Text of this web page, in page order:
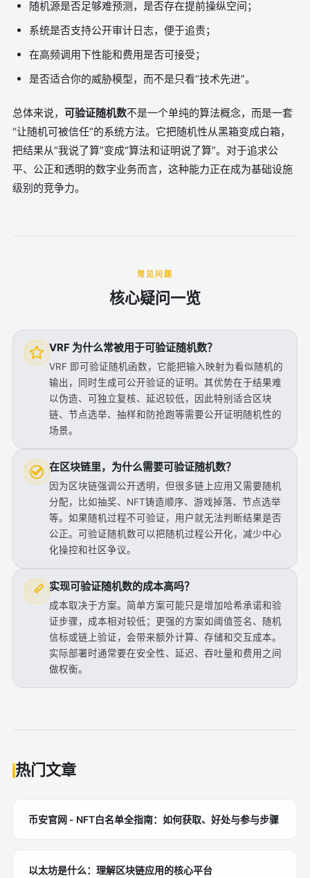
随机源是否足够难预测，是否存在提前操纵空间；
系统是否支持公开审计日志，便于追责；
在高频调用下性能和费用是否可接受；
是否适合你的威胁模型，而不是只看“技术先进”。
总体来说， 可验证随机数不是一个单纯的算法概念，而是一套
“让随机可被信任”的系统方法。它把随机性从黑箱变成白箱，
把结果从“我说了算”变成“算法和证明说了算”。对于追求公
平、公正和透明的数字业务而言，这种能力正在成为基础设施
级别的竞争力。
常见问题
核心疑问一览
VRF 为什么常被用于可验证随机数？
VRF 即可验证随机函数，它能把输入映射为看似随机的
输出，同时生成可公开验证的证明。其优势在于结果难
以伪造、可独立复核、延迟较低，因此特别适合区块
链、节点选举、抽样和防抢跑等需要公开证明随机性的
场景。
在区块链里，为什么需要可验证随机数？
因为区块链强调公开透明，但很多链上应用又需要随机
分配，比如抽奖、NFT铸造顺序、游戏掉落、节点选举
等。如果随机过程不可验证，用户就无法判断结果是否
公正。可验证随机数可以把随机过程公开化，减少中心
化操控和社区争议。
实现可验证随机数的成本高吗？
成本取决于方案。简单方案可能只是增加哈希承诺和验
证步骤，成本相对较低；更强的方案如阈值签名、随机
信标或链上验证，会带来额外计算、存储和交互成本。
实际部署时通常要在安全性、延迟、吞吐量和费用之间
做权衡。
热门文章
币安官网 - NFT白名单全指南：如何获取、好处与参与步骤
以太坊是什么：理解区块链应用的核心平台